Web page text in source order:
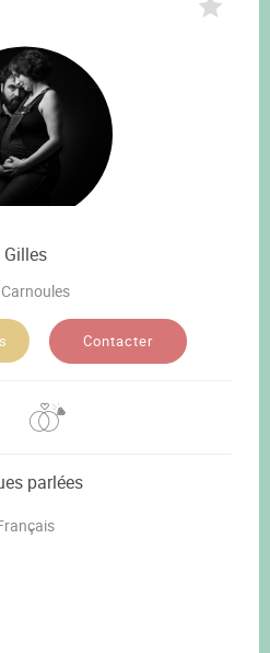
Gilles
Carnoules
Contacter
parlées